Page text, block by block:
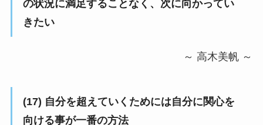
の状況に満足することなく、次に向かってい
きたい
～ 高木美帆 ～
(17) 自分を超えていくためには自分に関心を
向ける事が一番の方法